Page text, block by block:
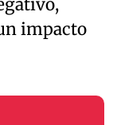
impacto